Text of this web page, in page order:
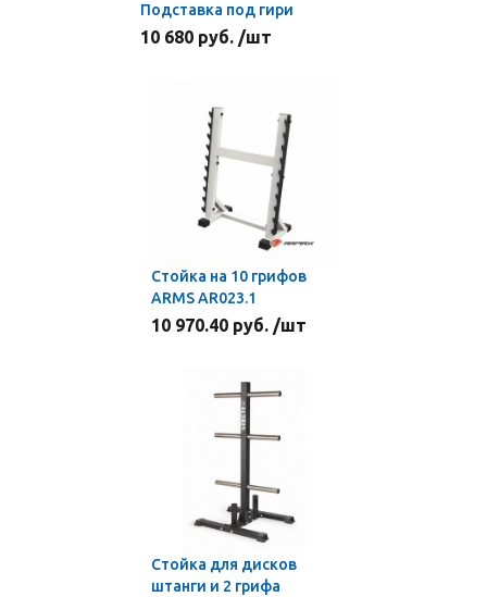
Подставка под гири
10 680 руб. /шт
Стойка на 10 грифов
ARMS AR023.1
10 970.40 руб. /шт
Стойка для дисков
штанги и 2 грифа